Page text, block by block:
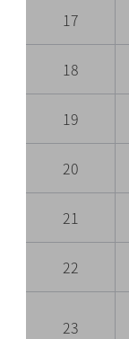
17
18
19
20
21
22
23